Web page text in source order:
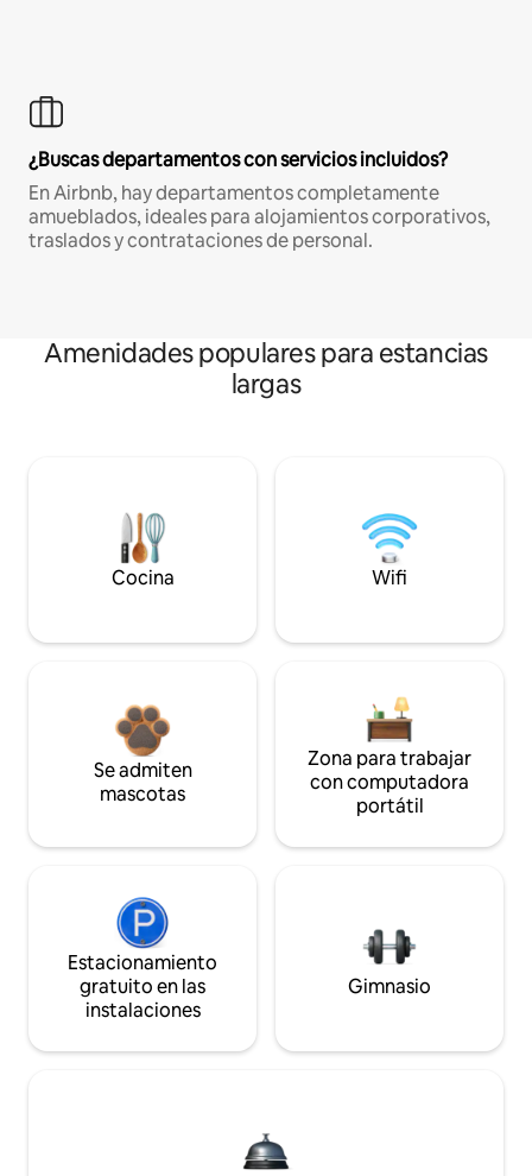
¿Buscas departamentos con servicios incluidos?
En Airbnb, hay departamentos completamente
amueblados, ideales para alojamientos corporativos,
traslados y contrataciones de personal.
Amenidades populares para estancias
largas
Cocina Wifi
Se admiten
mascotas
Zona para trabajar
con computadora
portátil
Estacionamiento
gratuito en las
instalaciones
Gimnasio